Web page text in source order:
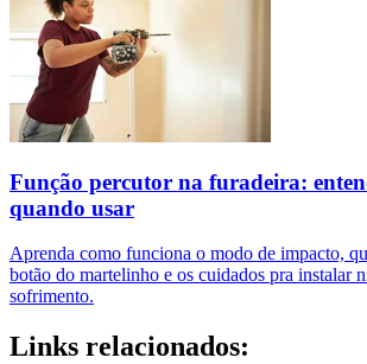
Função percutor na furadeira:
quando usar
Aprenda como funciona o modo de impacto,
botão do martelinho e os cuidados pra instalar
sofrimento.
Links relacionados: